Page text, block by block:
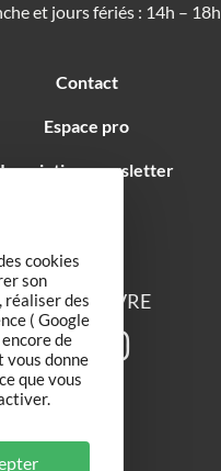
et jours fériés : 14h – 18h
Contact
Espace pro
Inscription newsletter
NOUS SUIVRE
cookies
son
des
( Google
de
vous donne
que vous